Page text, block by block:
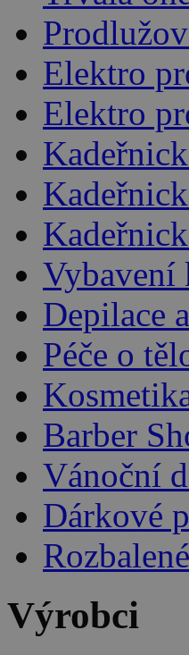
Elektro
Elektro
Vybavení
Depilace
Péče o
Barber
Vánoční
Dárkové
Výrobci